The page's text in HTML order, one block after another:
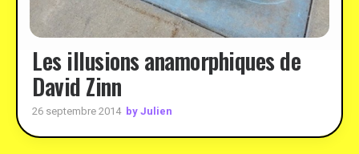
Les illusions anamorphiques de
David Zinn
26 septembre 2014 by Julien